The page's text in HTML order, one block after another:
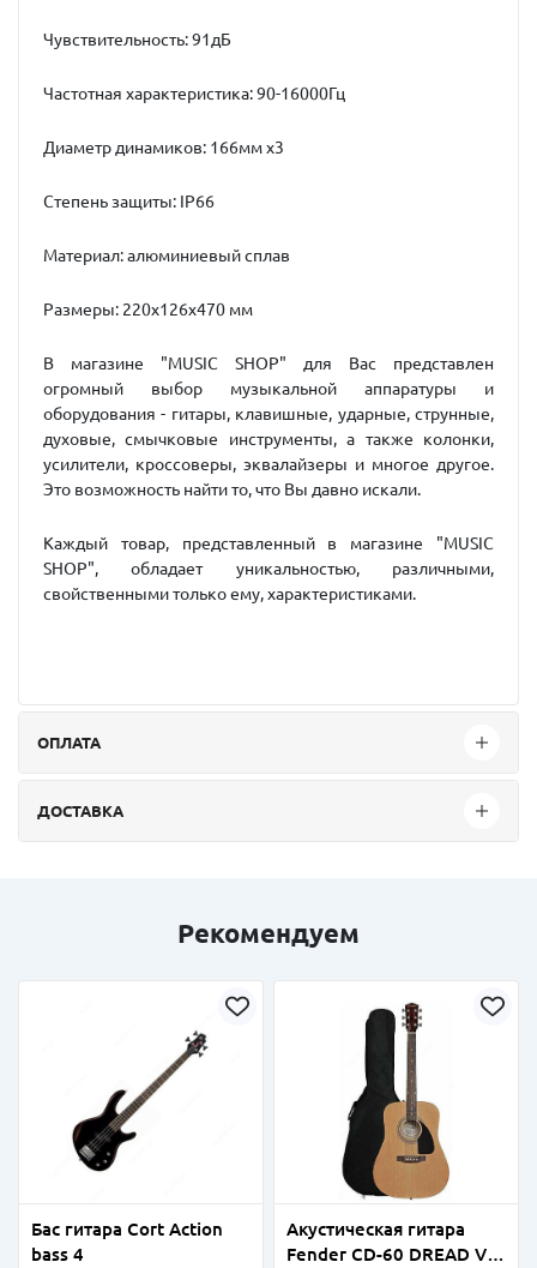
Чувствительность: 91дБ
Частотная характеристика: 90-16000Гц
Диаметр динамиков: 166мм х3
Степень защиты: IP66
Материал: алюминиевый сплав
Размеры: 220х126х470 мм
В магазине "MUSIC SHOP" для Вас представлен
огромный выбор музыкальной аппаратуры и
оборудования - гитары, клавишные, ударные, струнные,
духовые, смычковые инструменты, а также колонки,
усилители, кроссоверы, эквалайзеры и многое другое.
Это возможность найти то, что Вы давно искали.
Каждый товар, представленный в магазине "MUSIC
SHOP", обладает уникальностью, различными,
свойственными только ему, характеристиками.
ОПЛАТА
ДОСТАВКА
Рекомендуем
Бас гитара Cort Action
bass 4
Акустическая гитара
Fender CD-60 DREAD V3